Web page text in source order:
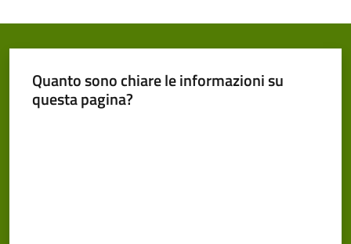
gli
Quanto sono chiare le informazioni su
questa pagina?